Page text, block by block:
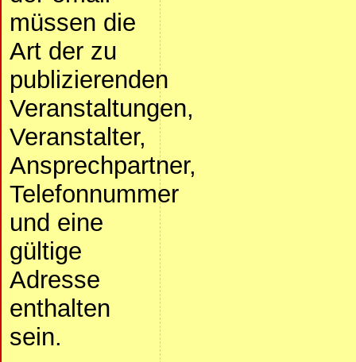
müssen die
Art der zu
publizierenden
Veranstaltungen,
Veranstalter,
Ansprechpartner,
Telefonnummer
und eine
gültige
Adresse
enthalten
sein.